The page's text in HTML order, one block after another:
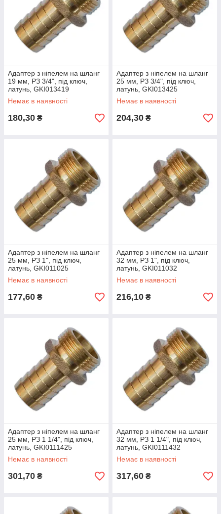
Адаптер з ніпелем на шланг
19 мм, РЗ 3/4", під ключ,
латунь, GKI013419
Немає в наявності
180,30 ₴
Адаптер з ніпелем на шланг
25 мм, РЗ 3/4", під ключ,
латунь, GKI013425
Немає в наявності
204,30 ₴
Адаптер з ніпелем на шланг
25 мм, РЗ 1", під ключ,
латунь, GKI011025
Немає в наявності
177,60 ₴
Адаптер з ніпелем на шланг
32 мм, РЗ 1", під ключ,
латунь, GKI011032
Немає в наявності
216,10 ₴
Адаптер з ніпелем на шланг
25 мм, РЗ 1 1/4", під ключ,
латунь, GKI0111425
Немає в наявності
301,70 ₴
Адаптер з ніпелем на шланг
32 мм, РЗ 1 1/4", під ключ,
латунь, GKI0111432
Немає в наявності
317,60 ₴